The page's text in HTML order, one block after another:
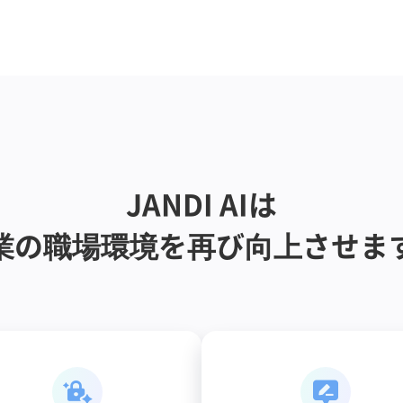
JANDI AIは
の職場環境を再び向上させま